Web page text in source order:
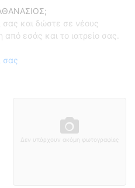
και δώστε σε νέους
εσάς και το ιατρείο σας.
σας
Δεν υπάρχουν ακόμη φωτογραφίες